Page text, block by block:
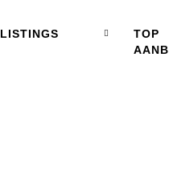
LISTINGS
TOP